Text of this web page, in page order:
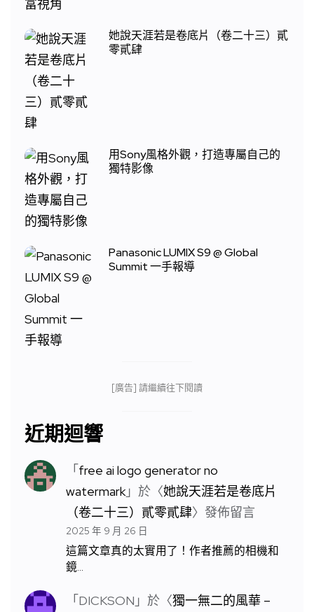
她說天涯若是卷底片（卷二十三）貳
零貳肆
用Sony風格外觀，打造專屬自己的
獨特影像
Panasonic LUMIX S9 @ Global
Summit 一手報導
[廣告] 請繼續往下閱讀
近期迴響
「free ai logo generator no
watermark」於〈她說天涯若是卷底片
（卷二十三）貳零貳肆〉發佈留言
2025 年 9 月 26 日
這篇文章真的太實用了！作者推薦的相機和
鏡…
「DICKSON 」於〈獨一無二的風華 –